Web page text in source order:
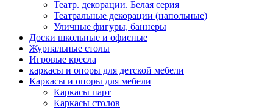
Театр. декорации. Белая серия
Театральные декорации (напольные)
Уличные фигуры, баннеры
Доски школьные и офисные
Журнальные столы
Игровые кресла
каркасы и опоры для детской мебели
Каркасы и опоры для мебели
Каркасы парт
Каркасы столов